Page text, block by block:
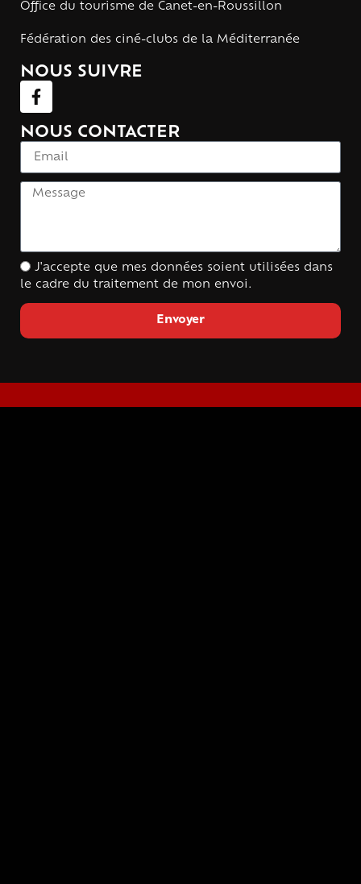
Office du tourisme de Canet-en-Roussillon
Fédération des ciné-clubs de la Méditerranée
NOUS SUIVRE
NOUS CONTACTER
J'accepte que mes données soient utilisées dans
le cadre du traitement de mon envoi.
Envoyer